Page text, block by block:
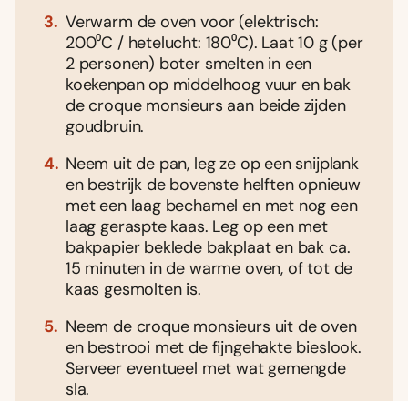
Verwarm de oven voor (elektrisch:
200⁰C / hetelucht: 180⁰C). Laat 10 g (per
2 personen) boter smelten in een
koekenpan op middelhoog vuur en bak
de croque monsieurs aan beide zijden
goudbruin.
Neem uit de pan, leg ze op een snijplank
en bestrijk de bovenste helften opnieuw
met een laag bechamel en met nog een
laag geraspte kaas. Leg op een met
bakpapier beklede bakplaat en bak ca.
15 minuten in de warme oven, of tot de
kaas gesmolten is.
Neem de croque monsieurs uit de oven
en bestrooi met de fijngehakte bieslook.
Serveer eventueel met wat gemengde
sla.